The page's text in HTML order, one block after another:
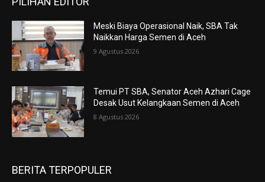
Meski Biaya Operasional Naik, SBA Tak
Naikkan Harga Semen di Aceh
9 Agustus 2026
Temui PT SBA, Senator Aceh Azhari Cage
Desak Usut Kelangkaan Semen di Aceh
8 Agustus 2026
BERITA TERPOPULER